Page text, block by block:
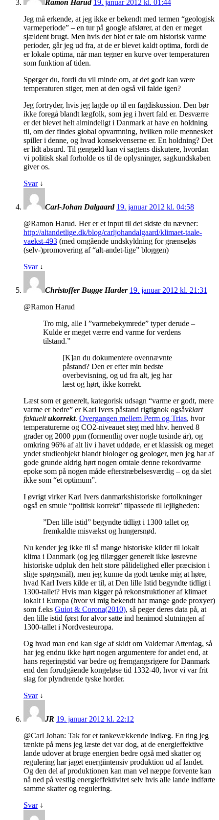
Ramon Harud 19. januar 2012 kl. 01:44
Jeg må erkende, at jeg ikke er bekendt med termen “geologisk
varmeperiode” – en tur på google afslører, at den er meget
sjældent brugt. Men hvis der blot er tale om historisk varme
perioder, går jeg ud fra, at de er blevet kaldt optima, fordi de
er lokale optima, når man tegner en kurve over temperaturen
som funktion af tiden.
Spørger du, fordi du vil minde om, at det godt kan være
temperaturen stiger, men at den også vil falde igen?
Jeg fortryder, hvis jeg lagde op til en fagdiskussion. Den bør
ikke foregå blandt lægfolk, som jeg i hvert fald er. Desværre
er det blevet helt almindeligt i Danmark at have en holdning
til, om der findes global opvarmning, hvilken rolle mennesket
spiller i denne, og hvad konsekvenserne er. En holdning? Det
er lidt absurd. Til gengæld kan vi sagtens diskutere, hvordan
vi politisk skal forholde os til de oplysninger, sagkundskaben
giver os.
Svar ↓
Carl-Johan Dalgaard 19. januar 2012 kl. 04:58
@Ramon Harud. Her er et input til det sidste du nævner:
http://altandetlige.dk/blog/carljohandalgaard/klimaet-taale-
vaekst-493 (med omgående undskyldning for grænseløs
(selv-)promovering af “alt-andet-lige” bloggen)
Svar ↓
Christoffer Bugge Harder 19. januar 2012 kl. 21:31
@Ramon Harud
Tro mig, alle I ”varmebekymrede” typer derude –
Kulde er meget værre end varme for verdens
tilstand.”
[K]an du dokumentere ovennævnte
påstand? Den er efter min bedste
overbevisning, og ud fra alt, jeg har
læst og hørt, ikke korrekt.
Læst som et generelt, kategorisk udsagn “varme er godt, mere
varme er bedre” er Karl Ivers påstand rigtignok ogsåvklart
faktueltukorrekt. Overgangen mellem Perm og Trias, hvor
temperaturerne og CO2-niveauet steg med hhv. henved 8
grader og 2000 ppm (formentlig over nogle tusinde år), og
omkring 96% af alt liv i havet uddøde, er et klassisk og meget
yndet studieobjekt blandt biologer og geologer, men jeg har af
gode grunde aldrig hørt nogen omtale denne rekordvarme
epoke som på nogen måde efterstræbelsesværdig – og da slet
ikke som “et optimum”.
I øvrigt virker Karl Ivers danmarkshistoriske fortolkninger
også en smule “politisk korrekt” tilpassede til lejligheden:
”Den lille istid” begyndte tidligt i 1300 tallet og
fremkaldte misvækst og hungersnød.
Nu kender jeg ikke til så mange historiske kilder til lokalt
klima i Danmark (og jeg tillægger generelt ikke løsrevne
historiske udpluk den helt store pålidelighed eller præcision i
slige spørgsmål), men jeg kunne da godt tænke mig at høre,
hvad Karl Ivers kilde er til, at Den lille Istid begyndte tidligt i
1300-tallet? Hvis man kigger på rekonstruktioner af klimaet
lokalt i Europa (hvor vi mig bekendt har mange gode proxyer)
som f.eks Guiot & Corona(2010), så peger deres data på, at
den lille istid først for alvor satte ind henimod slutningen af
1300-tallet i Nordvesteuropa.
Og hvad man end kan sige af skidt om Valdemar Atterdag, så
har jeg endnu ikke hørt nogen argumentere for andet end, at
hans regeringstid var bedre og fremgangsrigere for Danmark
end den forudgående kongeløse tid 1332-40, hvor vi var frit
slag for plyndrende tyske horder.
Svar ↓
JR 19. januar 2012 kl. 22:12
@Carl Johan: Tak for et tankevækkende indlæg. En ting jeg
tænkte på mens jeg læste det var dog, at de energieffektive
lande udover at bruge energien bedre også med skatter og
regulering har jaget energiintensiv produktion ud af landet.
Og den del af produktionen kan man vel næppe forvente kan
nå ned på vestlig energieffektivitet selv hvis alle lande indførte
samme skatter og regulering.
Svar ↓